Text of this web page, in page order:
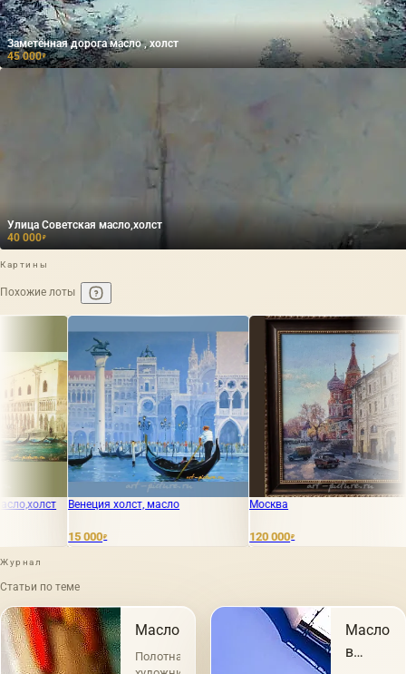
Заметённая дорога масло , холст
45 000₽
Улица Советская масло,холст
40 000₽
Картины
Похожие лоты
холст, масло Москва
Журнал
Статьи по теме
Масло
Полотна
Масло
в